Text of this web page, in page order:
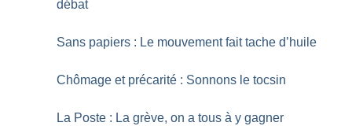
débat
Sans papiers : Le mouvement fait tache d’huile
Chômage et précarité : Sonnons le tocsin
La Poste : La grève, on a tous à y gagner